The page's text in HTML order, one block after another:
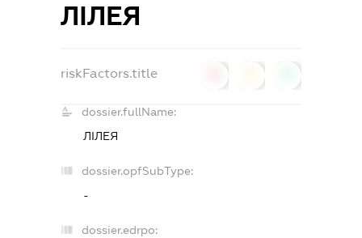
ЛІЛЕЯ
riskFactors.title
dossier.fullName:
ЛІЛЕЯ
dossier.opfSubType:
-
dossier.edrpo: